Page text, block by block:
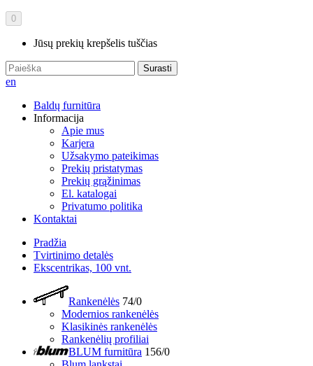
0
Jūsų prekių krepšelis tuščias
Surasti
en
Baldų furnitūra
Informacija
Apie mus
Karjera
Užsakymo pateikimas
Prekių pristatymas
Prekių grąžinimas
El. katalogai
Privatumo politika
Kontaktai
Pradžia
Tvirtinimo detalės
Ekscentrikas, 100 vnt.
Rankenėlės 74/0
Modernios rankenėlės
Klasikinės rankenėlės
Rankenėlių profiliai
BLUM furnitūra 156/0